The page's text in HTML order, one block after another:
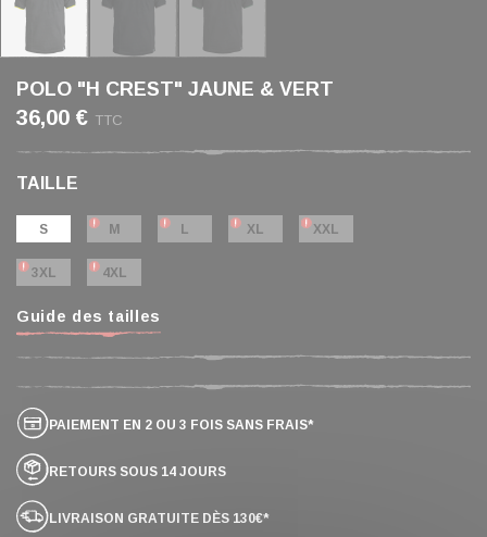
POLO "H CREST" JAUNE & VERT
36,00 € TTC
TAILLE
S M L XL XXL
3XL 4XL
Guide des tailles
LIVRAISON GRATUITE DÈS 130€*
RETOURS SOUS 14 JOURS
PAIEMENT EN 2 OU 3 FOIS SANS FRAIS*